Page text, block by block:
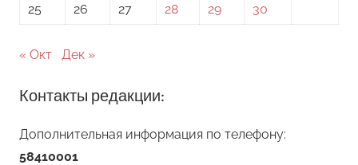
25
26 27 28 29 30
« Окт Дек »
Контакты редакции:
Дополнительная информация по телефону:
58410001